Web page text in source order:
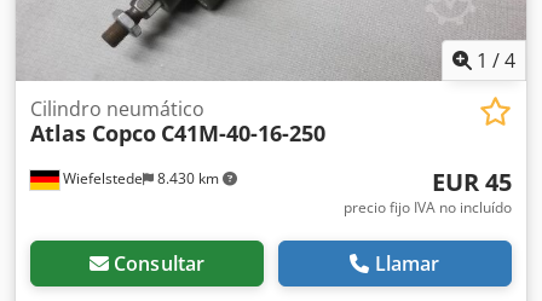
1 /4
Wiefelstede 8.430 km
Cilindro neumático
Atlas Copco C41M-40-16-250
EUR 45
precio fijo IVA no incluído
Consultar Llamar